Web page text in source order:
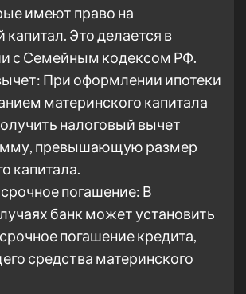
имеют право на
капитал. Это делается в
с Семейным кодексом РФ.
При оформлении ипотеки
материнского капитала
налоговый вычет
превышающую размер
капитала.
погашение: В
банк может установить
погашение кредита,
средства материнского